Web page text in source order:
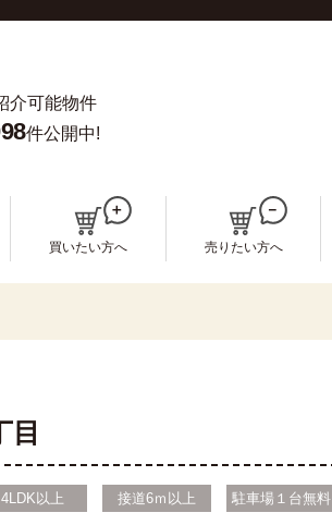
介可能物件
件公開中!
買いたい方へ 売りたい方へ
目
4LDK以上 接道6ｍ以上 駐車場１台無料